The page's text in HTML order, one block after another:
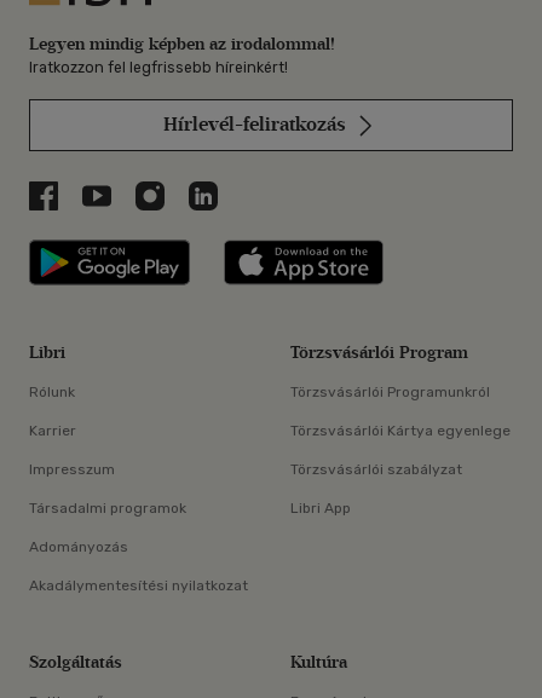
Legyen mindig képben az irodalommal!
Iratkozzon fel legfrissebb híreinkért!
Hírlevél-feliratkozás
Libri a Facebookon
Libri a Youtube-on
Libri az Instagramon
Libri a LinkedInen
Libri applikáció Szerezd meg: Google
Libri
Rólunk
Karrier
Impresszum
Társadalmi programok
Adományozás
Akadálymentesítési nyilatkozat
Törzsvásárlói Program
Törzsvásárlói Programunkról
Törzsvásárlói Kártya egyenlege
Törzsvásárlói szabályzat
Libri App
Szolgáltatás Kultúra